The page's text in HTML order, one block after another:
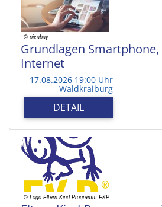
Grundlagen
Internet
17.08.2026 19:00 Uhr
Waldkraiburg
DETAIL